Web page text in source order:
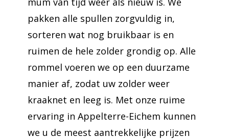
pakken alle spullen zorgvuldig in,
sorteren wat nog bruikbaar is en
ruimen de hele zolder grondig op. Alle
rommel voeren we op een duurzame
manier af, zodat uw zolder weer
kraaknet en leeg is. Met onze ruime
ervaring in Appelterre-Eichem kunnen
we u de meest aantrekkelijke prijzen